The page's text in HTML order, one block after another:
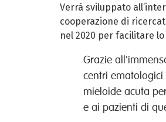
Verrà sviluppato
cooperazione di
nel 2020 per facilitare
Grazie
centri
mieloide acuta
e ai pazienti di